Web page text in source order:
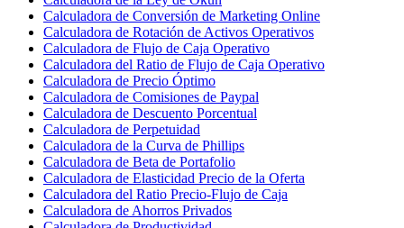
Calculadora de Conversión de Marketing Online
Calculadora de Rotación de Activos Operativos
Calculadora de Flujo de Caja Operativo
Calculadora del Ratio de Flujo de Caja Operativo
Calculadora de Precio Óptimo
Calculadora de Comisiones de Paypal
Calculadora de Descuento Porcentual
Calculadora de Perpetuidad
Calculadora de la Curva de Phillips
Calculadora de Beta de Portafolio
Calculadora de Elasticidad Precio de la Oferta
Calculadora del Ratio Precio-Flujo de Caja
Calculadora de Ahorros Privados